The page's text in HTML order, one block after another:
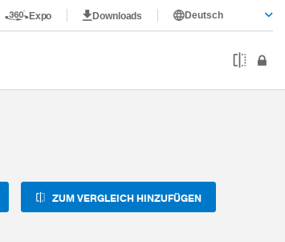
Expo Downloads Deutsch
ZUM VERGLEICH HINZUFÜGEN